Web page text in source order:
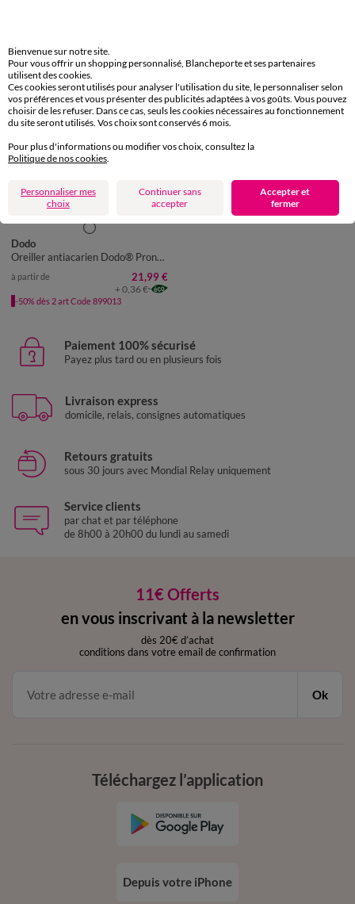
Fabriqué en France
Dodo
Oreiller antiacarien Dodo® Proneem® moelleux
à partir de 21,99 €
+ 0,36 €
-50% dès 2 art Code 899013
Paiement 100% sécurisé
Payez plus tard ou en plusieurs fois
Livraison express
domicile, relais, consignes automatiques
Retours gratuits
sous 30 jours avec Mondial Relay uniquement
Service clients
par chat et par téléphone
de 8h00 à 20h00 du lundi au samedi
11€ Offerts
en vous inscrivant à la newsletter
dès 20€ d’achat
conditions dans votre email de confirmation
Ok
Téléchargez l’application
Depuis votre iPhone
Bienvenue sur notre site.
Pour vous offrir un shopping personnalisé, Blancheporte et ses partenaires
utilisent des cookies.
Ces cookies seront utilisés pour analyser l'utilisation du site, le personnaliser selon
vos préférences et vous présenter des publicités adaptées à vos goûts. Vous pouvez
choisir de les refuser. Dans ce cas, seuls les cookies nécessaires au fonctionnement
du site seront utilisés. Vos choix sont conservés 6 mois.
Pour plus d'informations ou modifier vos choix, consultez la
Politique de nos cookies
Personnaliser mes
choix
Continuer sans
accepter
Accepter et
fermer